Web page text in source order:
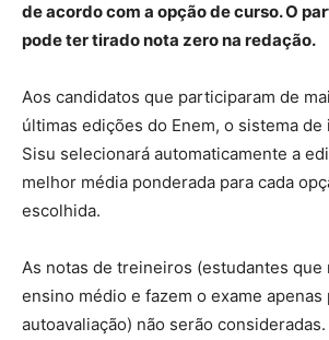
de acordo com a opção de curso. O
pode ter tirado nota zero na redação.
Aos candidatos que participaram de
últimas edições do Enem, o sistema de
Sisu selecionará automaticamente a
melhor média ponderada para cada
escolhida.
As notas de treineiros (estudantes que
ensino médio e fazem o exame apenas
autoavaliação) não serão consideradas.